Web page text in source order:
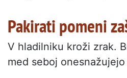
Pakirati pomeni
V hladilniku kroži zrak.
med seboj